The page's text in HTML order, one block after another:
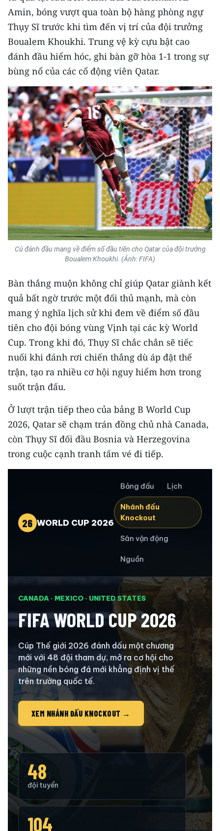
Amin, bóng vượt qua toàn bộ hàng phòng ngự
Thụy Sĩ trước khi tìm đến vị trí của đội trưởng
Boualem Khoukhi. Trung vệ kỳ cựu bật cao
đánh đầu hiểm hóc, ghi bàn gỡ hòa 1-1 trong sự
bùng nổ của các cổ động viên Qatar.
Cú đánh đầu mang về điểm số đầu tiên cho Qatar của đội trưởng
Boualem Khoukhi. (Ảnh: FIFA)
Bàn thắng muộn không chỉ giúp Qatar giành kết
quả bất ngờ trước một đối thủ mạnh, mà còn
mang ý nghĩa lịch sử khi đem về điểm số đầu
tiên cho đội bóng vùng Vịnh tại các kỳ World
Cup. Trong khi đó, Thụy Sĩ chắc chắn sẽ tiếc
nuối khi đánh rơi chiến thắng dù áp đặt thế
trận, tạo ra nhiều cơ hội nguy hiểm hơn trong
suốt trận đấu.
Ở lượt trận tiếp theo của bảng B World Cup
2026, Qatar sẽ chạm trán đồng chủ nhà Canada,
còn Thụy Sĩ đối đầu Bosnia và Herzegovina
trong cuộc cạnh tranh tấm vé đi tiếp.